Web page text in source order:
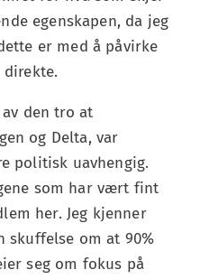
egenskapen, da jeg
er med å påvirke
direkte.
den tro at
og Delta, var
politisk uavhengig.
som har vært fint
her. Jeg kjenner
skuffelse om at 90%
seg om fokus på